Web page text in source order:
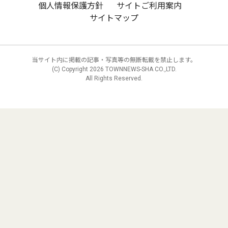
個人情報保護方針
サイトご利用案内
サイトマップ
当サイト内に掲載の記事・写真等の無断転載を禁止します。
(C) Copyright 2026 TOWNNEWS-SHA CO.,LTD.
All Rights Reserved.